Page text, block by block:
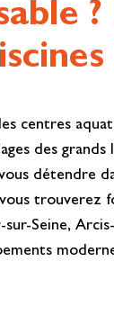
centres
des
détendre
trouverez
Seine,